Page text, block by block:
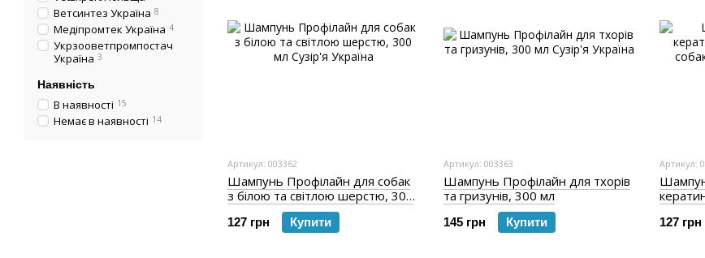
Артикул: 003362
Шампунь Профілайн для собак
з білою та світлою шерстю, 300
127 грн Купити
Артикул: 003363
Шампунь Профілайн для тхорів
та гризунів, 300 мл
145 грн Купити
Артикул:
собак,
127 грн
Ветсинтез Україна 8
Медіпромтек Україна 4
Укрзооветпромпостач
Україна 3
Наявність
В наявності 15
Немає в наявності 14